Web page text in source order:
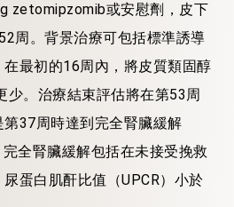
zetomipzomib或安慰劑，皮下
周。背景治療可包括標準誘導
最初的16周內，將皮質類固醇
少。治療結束評估將在第53周
37周時達到完全腎臟緩解
完全腎臟緩解包括在未接受挽救
蛋白肌酐比值（UPCR）小於